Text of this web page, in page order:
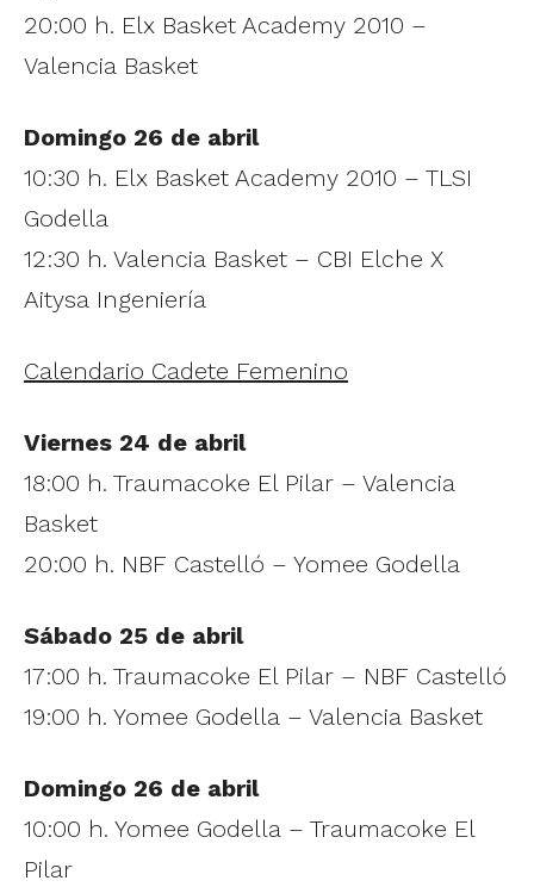
20:00 h. Elx Basket Academy 2010 –
Valencia Basket
Domingo 26 de abril
10:30 h. Elx Basket Academy 2010 – TLSI
Godella
12:30 h. Valencia Basket – CBI Elche X
Aitysa Ingeniería
Calendario Cadete Femenino
Viernes 24 de abril
18:00 h. Traumacoke El Pilar – Valencia
Basket
20:00 h. NBF Castelló – Yomee Godella
Sábado 25 de abril
17:00 h. Traumacoke El Pilar – NBF Castelló
19:00 h. Yomee Godella – Valencia Basket
Domingo 26 de abril
10:00 h. Yomee Godella – Traumacoke El
Pilar